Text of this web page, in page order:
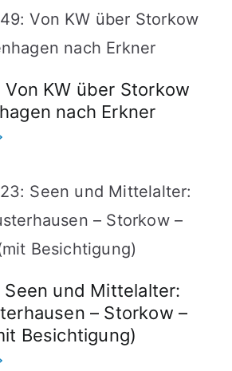
Von KW über Storkow
nach Erkner
Seen und Mittelalter:
– Storkow –
Besichtigung)